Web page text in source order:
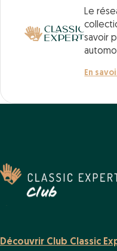
Le
savoir
En
Découvrir Club Classic